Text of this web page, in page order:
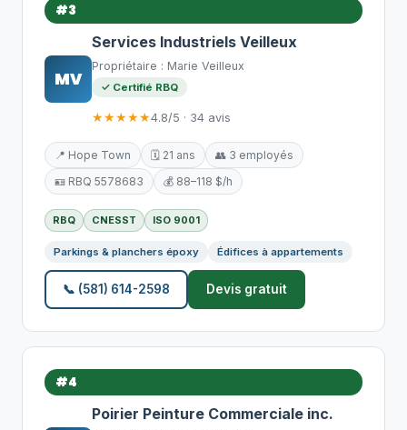
#3
MV
Services Industriels Veilleux
Propriétaire : Marie Veilleux
✓ Certifié RBQ
★★★★★4.8/5 · 34 avis
📍 Hope Town 🗓️ 21 ans
👥 3 employés
🪪 RBQ 5578683
💰 88–118 $/h
RBQ CNESST ISO 9001
Parkings & planchers époxy Édifices à appartements
📞 (581) 614-2598 Devis gratuit
#4
Poirier Peinture Commerciale inc.